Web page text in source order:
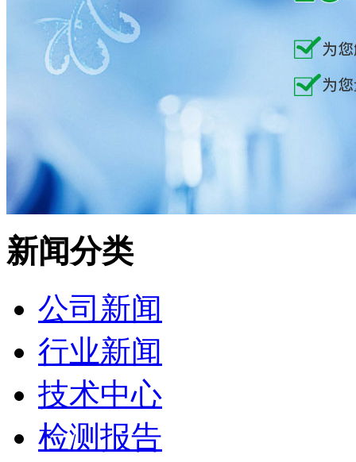
新闻分类
公司新闻
行业新闻
技术中心
检测报告